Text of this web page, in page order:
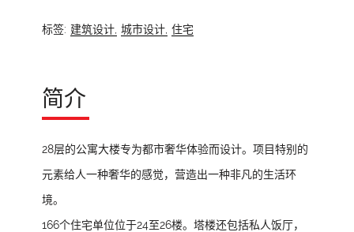
标签: 建筑设计, 城市设计, 住宅
简介
28层的公寓大楼专为都市奢华体验而设计。项目特别的
元素给人一种奢华的感觉，营造出一种非凡的生活环
境。
166个住宅单位位于24至26楼。塔楼还包括私人饭厅，